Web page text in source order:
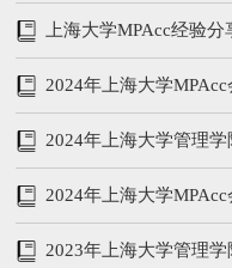
上海大学MPAcc经验
2024年上海大学
2024年上海大学管理
考书
2024年上海大学
2023年上海大学管理